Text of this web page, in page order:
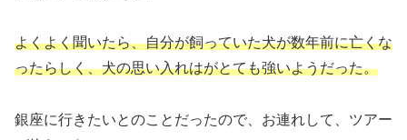
よくよく聞いたら、自分が飼っていた犬が数年前に亡くな
ったらしく、犬の思い入れはがとても強いようだった。
銀座に行きたいとのことだったので、お連れして、ツアー